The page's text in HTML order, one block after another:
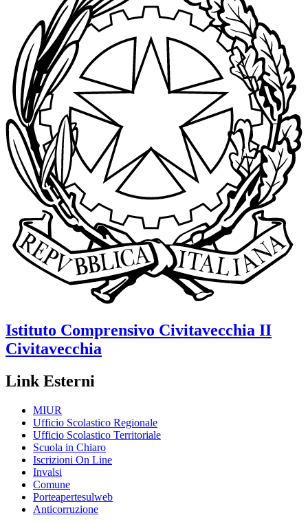
Istituto Comprensivo Civitavecchia II
Civitavecchia
Link Esterni
MIUR
Ufficio Scolastico Regionale
Ufficio Scolastico Territoriale
Scuola in Chiaro
Iscrizioni On Line
Invalsi
Comune
Porteapertesulweb
Anticorruzione